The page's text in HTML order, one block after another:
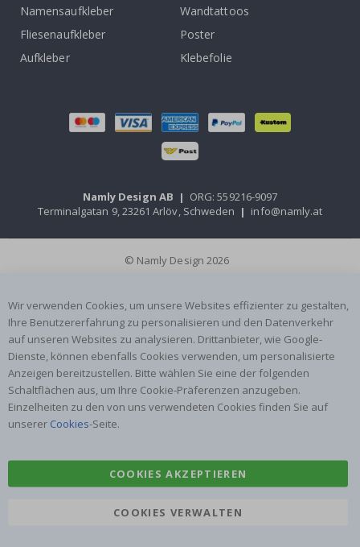
Namensaufkleber
Wandtattoos
Fliesenaufkleber
Poster
Aufkleber
Klebefolie
Namly Design AB | ORG: 559216-9097
Terminalgatan 9, 23261 Arlöv, Schweden | info@namly.at
© Namly Design 2026
Wir verwenden Cookies, um unsere Websites effizienter zu gestalten,
Ihre Benutzererfahrung zu personalisieren und den Datenverkehr
auf unseren Websites zu analysieren. Drittanbieter, wie Google-
Dienste, können ebenfalls Cookies verwenden, um personalisierte
Anzeigen bereitzustellen. Bitte wählen Sie eine der folgenden
Schaltflächen aus, um Ihre Cookie-Präferenzen anzugeben.
Einzelheiten zu den von uns verwendeten Cookies finden Sie auf
unserer Cookies-Seite.
COOKIES AKZEPTIEREN
COOKIES VERWALTEN